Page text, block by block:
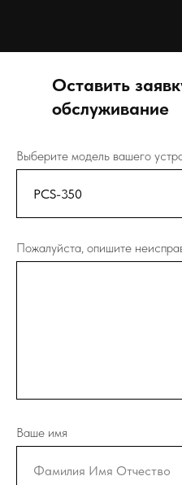
Оставить
обслуживание
Выберите модель вашего
Пожалуйста, опишите
Ваше имя